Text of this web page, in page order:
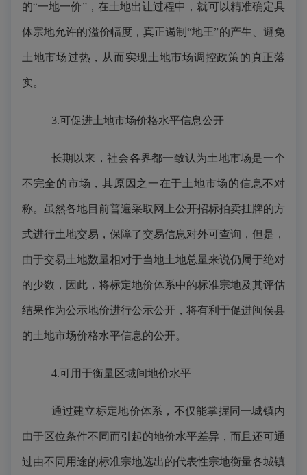
的“一地一价”，在土地出让过程中，就可以精准确定具
体宗地允许的溢价幅度，真正遏制“地王”的产生、避免
土地市场过热，从而实现土地市场调控政策的真正落
实。
3.可促进土地市场价格水平信息公开
长期以来，社会各界都一致认为土地市场是一个
不完全的市场，其原因之一在于土地市场的信息不对
称。虽然各地目前普遍采取网上公开招标拍卖挂牌的方
式进行土地交易，保障了交易信息对外可查询，但是，
由于交易土地数量相对于当地土地总量来说仍属于绝对
的少数，因此，将标定地价体系中的标准宗地及其评估
结果作为公示地价进行公示公开，将有利于促进闽侯县
的土地市场价格水平信息的公开。
4.可用于衡量区域间地价水平
通过建立标定地价体系，不仅能掌握同一城镇内
由于区位条件不同而引起的地价水平差异，而且还可通
过由不同用途的标准宗地选出的代表性宗地衡量各城镇